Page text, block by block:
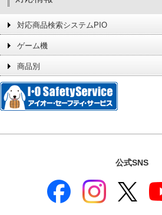
対応商品検索システムPIO
ゲーム機
商品別
公式SNS